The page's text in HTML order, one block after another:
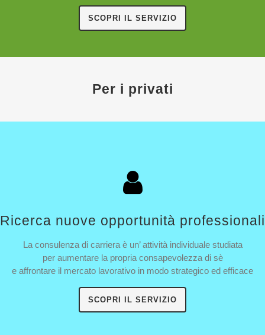
SCOPRI IL SERVIZIO
Per i privati
Ricerca nuove opportunità professionali
La consulenza di carriera è un’ attività individuale studiata
per aumentare la propria consapevolezza di sè
e affrontare il mercato lavorativo in modo strategico ed efficace
SCOPRI IL SERVIZIO